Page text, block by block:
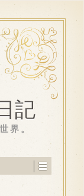
記
界。